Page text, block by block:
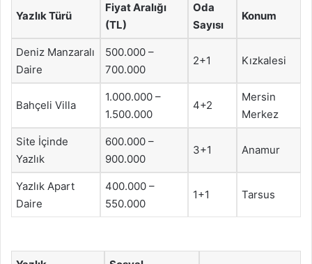
Yazlık Türü
Fiyat Aralığı
(TL)
Oda
Sayısı
Konum
Deniz Manzaralı
Daire
500.000 –
700.000
2+1 Kızkalesi
Bahçeli Villa
1.000.000 –
1.500.000
4+2
Mersin
Merkez
Site İçinde
Yazlık
600.000 –
900.000
3+1 Anamur
Yazlık Apart
Daire
400.000 –
550.000
1+1 Tarsus